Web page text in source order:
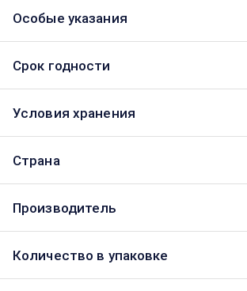
Особые указания
Срок годности
Условия хранения
Страна
Производитель
Количество в упаковке